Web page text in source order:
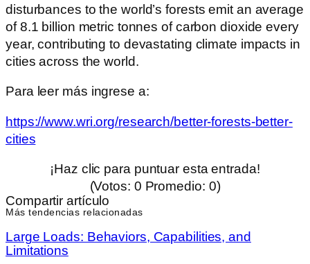
disturbances to the world’s forests emit an average
of 8.1 billion metric tonnes of carbon dioxide every
year, contributing to devastating climate impacts in
cities across the world.
Para leer más ingrese a:
https://www.wri.org/research/better-forests-better-
cities
¡Haz clic para puntuar esta entrada!
(Votos: 0 Promedio: 0)
Compartir artículo
Más tendencias relacionadas
Large Loads: Behaviors, Capabilities, and
Limitations